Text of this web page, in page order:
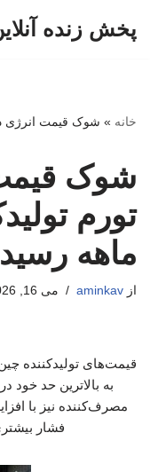
پخش زنده
خانه » شوک قیمت انرژی در
شوک
ماهه رسید
از aminkav می 16, 2026
قیمت‌های تولیدکننده
مصرف‌کننده نیز با
فشار